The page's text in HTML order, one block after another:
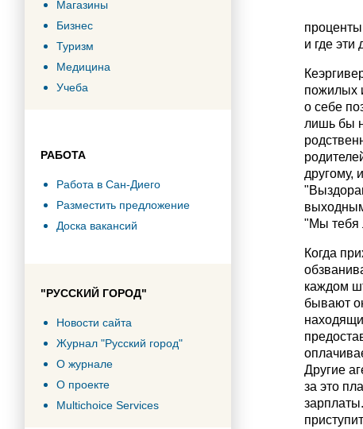
Магазины
Бизнес
Туризм
Медицина
Учеба
РАБОТА
Работа в Сан-Диего
Разместить предложение
Доска вакансий
"РУССКИЙ ГОРОД"
Новости сайта
Журнал "Русский город"
О журнале
О проекте
Multichoice Services
и где
пожилых
о себе
лишь бы
другому,
"Мы тебя
Когда
каждом
бывают
Другие
за это